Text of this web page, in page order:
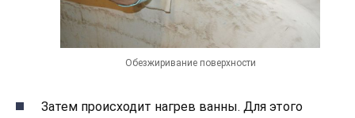
Обезжиривание поверхности
Затем происходит нагрев ванны. Для этого